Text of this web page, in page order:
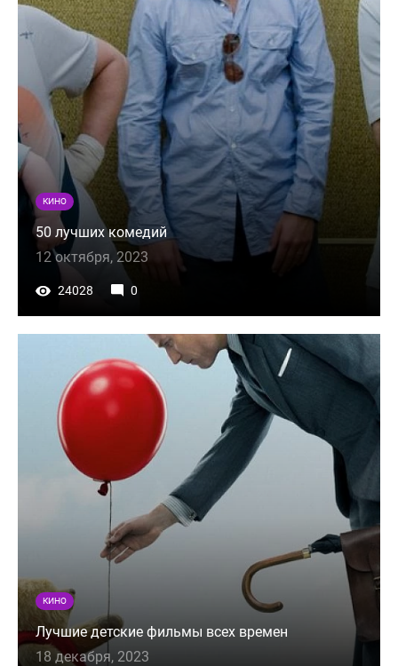
КИНО
50 лучших комедий
12 октября, 2023
24028 0
КИНО
Лучшие детские фильмы всех времен
18 декабря, 2023